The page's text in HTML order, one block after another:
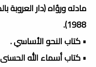
1988).
• كتاب النحو الأساسي .
• كتاب أسماء الله